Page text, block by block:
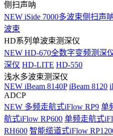
侧扫声呐
NEW iSide 7000多波束侧扫声
波束
HD系列单波束测深仪
NEW HD-670全数字变频测深
深仪 HD-LITE HD-550
浅水多波束测深仪
NEW iBeam 8140P iBeam 8120
ADCP
NEW 多频走航式iFlow RP9 单
航式iFlow RP600 单频走航式
RH600 智能缆道式iFlow